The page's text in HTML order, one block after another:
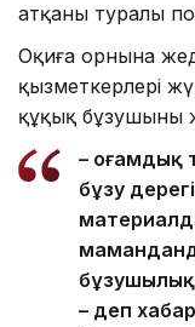
атқаны туралы
Оқиға орнына
қызметкерлері
құқық
– Қоғамдық
бұзу
– деп